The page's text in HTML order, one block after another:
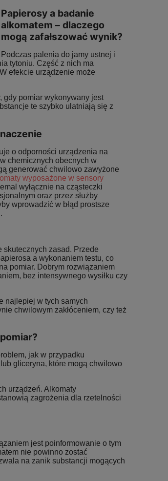
AlcoFind DA-
8500E + certyfikat
319,00 zł
cena:319,00 zł
Alkomat PRO X-
okresowe
Papierosy a badanie
alkomatem – dlaczego
mogą zafałszować wynik?
Podczas palenia do jamy ustnej i
tytoniu. Część z nich ma
efekcie urządzenie może
gdy pomiar wykonywany jest
te szybko ulatniają się z
o odporności urządzenia na
chemicznych obecnych w
generować chwilowo zawyżone
wyposażone w sensory
wyłącznie na cząsteczki
oraz przez służby
wprowadzić w błąd prostsze
zasad. Przede
a wykonaniem testu, co
pomiar. Dobrym rozwiązaniem
bez intensywnego wysiłku czy
najlepiej w tych samych
chwilowym zakłóceniem, czy też
jak w przypadku
gliceryna, które mogą chwilowo
urządzeń. Alkomaty
zagrożenia dla rzetelności
jest poinformowanie o tym
nie powinno zostać
na zanik substancji mogących